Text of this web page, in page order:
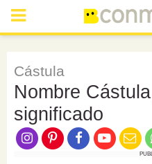
Cástula
Nombre
significado